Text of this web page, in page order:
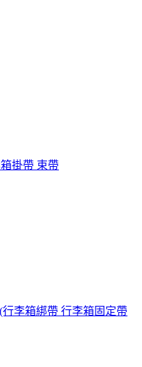
掛帶 束帶
李箱綁帶 行李箱固定帶